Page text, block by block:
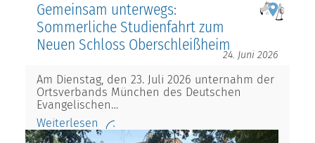
Gemeinsam unterwegs:
Sommerliche Studienfahrt zum
Neuen Schloss Oberschleißheim
24. Juni 2026
Am Dienstag, den 23. Juli 2026 unternahm der
Ortsverbands München des Deutschen
Evangelischen…
Weiterlesen